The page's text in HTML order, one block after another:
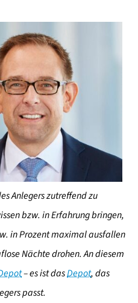
Anlegers zutreffend zu
bzw. in Erfahrung bringen,
in Prozent maximal ausfallen
Nächte drohen. An diesem
– es ist dasDepot, das
passt.